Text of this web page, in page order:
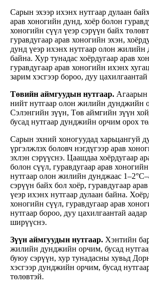
Сарын эхээр ихэнх нутгаар дулаан
арав хоногийн дунд, хоёр болон
хоногийн сүүл үеэр сэрүүн байх
гуравдугаар арав хоногийн эхэн,
дунд үеэр ихэнх нутгаар олон жилийн
байна. Хур тунадас хоёрдугаар арав
гуравдугаар арав хоногийн ихэнх
зарим хэсгээр бороо, дуу
Төвийн аймгуудын нутгаар. Агаарын
нийт нутгаар олон жилийн дунджийн
Сэлэнгийн зүүн, Төв аймгийн зүүн
бусад нутгаар дунджийн орчим орох
Сарын эхний хоногуудад харьцангуй
үргэлжлэх боловч нэгдүгээр арав
эхлэн сэрүүснэ. Цаашдаа хоёрдугаар
болон сүүл, гуравдугаар арав
нутгаар олон жилийн дунджаас
сэрүүн байх бол хоёр, гуравдугаар
үеэр ихэнх нутгаар дулаан байна.
хоногийн сүүл, гуравдугаар арав
нутгаар бороо, дуу цахилгаантай
ширүүснэ.
Зүүн аймгуудын нутгаар. Хэнтийн
жилийн дунджийн орчим, бусад
буюу сэрүүн, хур тунадасны хувьд
хэсгээр дунджийн орчим, бусад
төлөвтэй.